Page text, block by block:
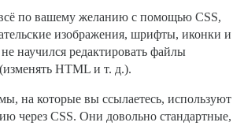
по вашему желанию с помощью CSS,
изображения, шрифты, иконки и
научился редактировать файлы
HTML и т. д.).
на которые вы ссылаетесь, используют
через CSS. Они довольно стандартные,